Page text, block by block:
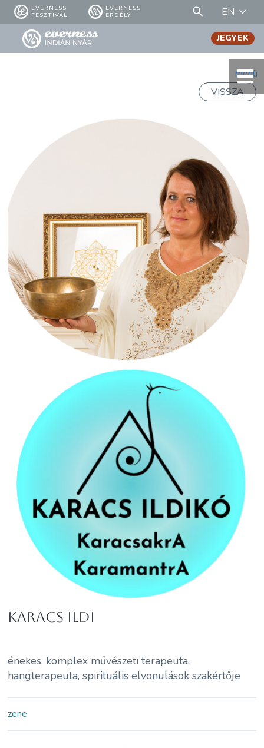
EVERNESS
FESZTIVÁL
EVERNESS
ERDÉLY
EN
menü
JEGYEK
VISSZA
Karacs Ildi
énekes, komplex művészeti terapeuta,
hangterapeuta, spirituális elvonulások szakértője
zene